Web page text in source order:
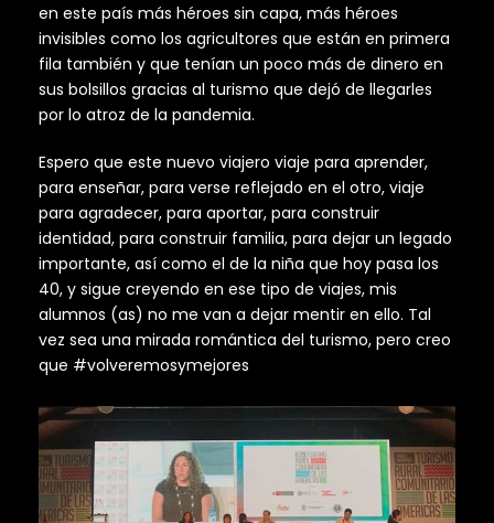
en este país más héroes sin capa, más héroes
invisibles como los agricultores que están en primera
fila también y que tenían un poco más de dinero en
sus bolsillos gracias al turismo que dejó de llegarles
por lo atroz de la pandemia.
Espero que este nuevo viajero viaje para aprender,
para enseñar, para verse reflejado en el otro, viaje
para agradecer, para aportar, para construir
identidad, para construir familia, para dejar un legado
importante, así como el de la niña que hoy pasa los
40, y sigue creyendo en ese tipo de viajes, mis
alumnos (as) no me van a dejar mentir en ello. Tal
vez sea una mirada romántica del turismo, pero creo
que #volveremosymejores